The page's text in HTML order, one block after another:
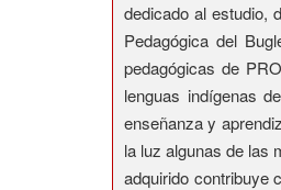
dedicado al estudio,
Pedagógica del
pedagógicas de
lenguas indígenas
enseñanza y
la luz algunas de las
adquirido contribuye